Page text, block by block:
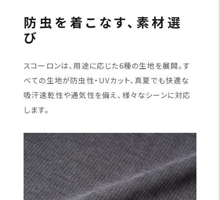
防虫を着こなす、素材選
び
スコーロンは、用途に応じた6種の生地を展開。す
べての生地が防虫性・UVカット、真夏でも快適な
吸汗速乾性や通気性を備え、様々なシーンに対応
します。